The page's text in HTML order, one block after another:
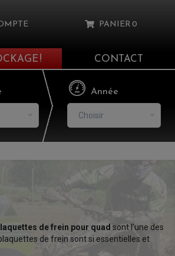
PANIER0
produit dans votre panier
! CONTACT
Année
Choisir
de frein pour quad sont l'une des
de frein sont si essentielles et